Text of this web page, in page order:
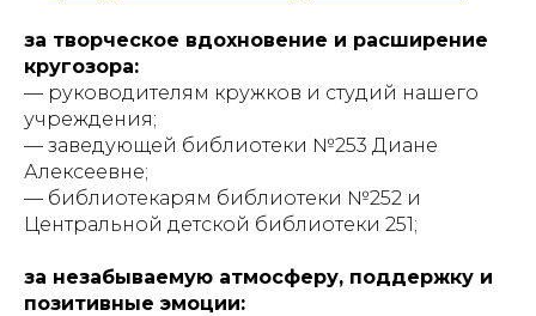
за творческое вдохновение и расширение
кругозора:
— руководителям кружков и студий нашего
учреждения;
— заведующей библиотеки №253 Диане
Алексеевне;
— библиотекарям библиотеки №252 и
Центральной детской библиотеки 251;
за незабываемую атмосферу, поддержку и
позитивные эмоции: